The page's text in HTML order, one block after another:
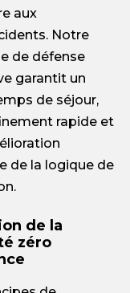
aux
Notre
de défense
garantit un
de séjour,
rapide et
de la logique de
de la
zéro